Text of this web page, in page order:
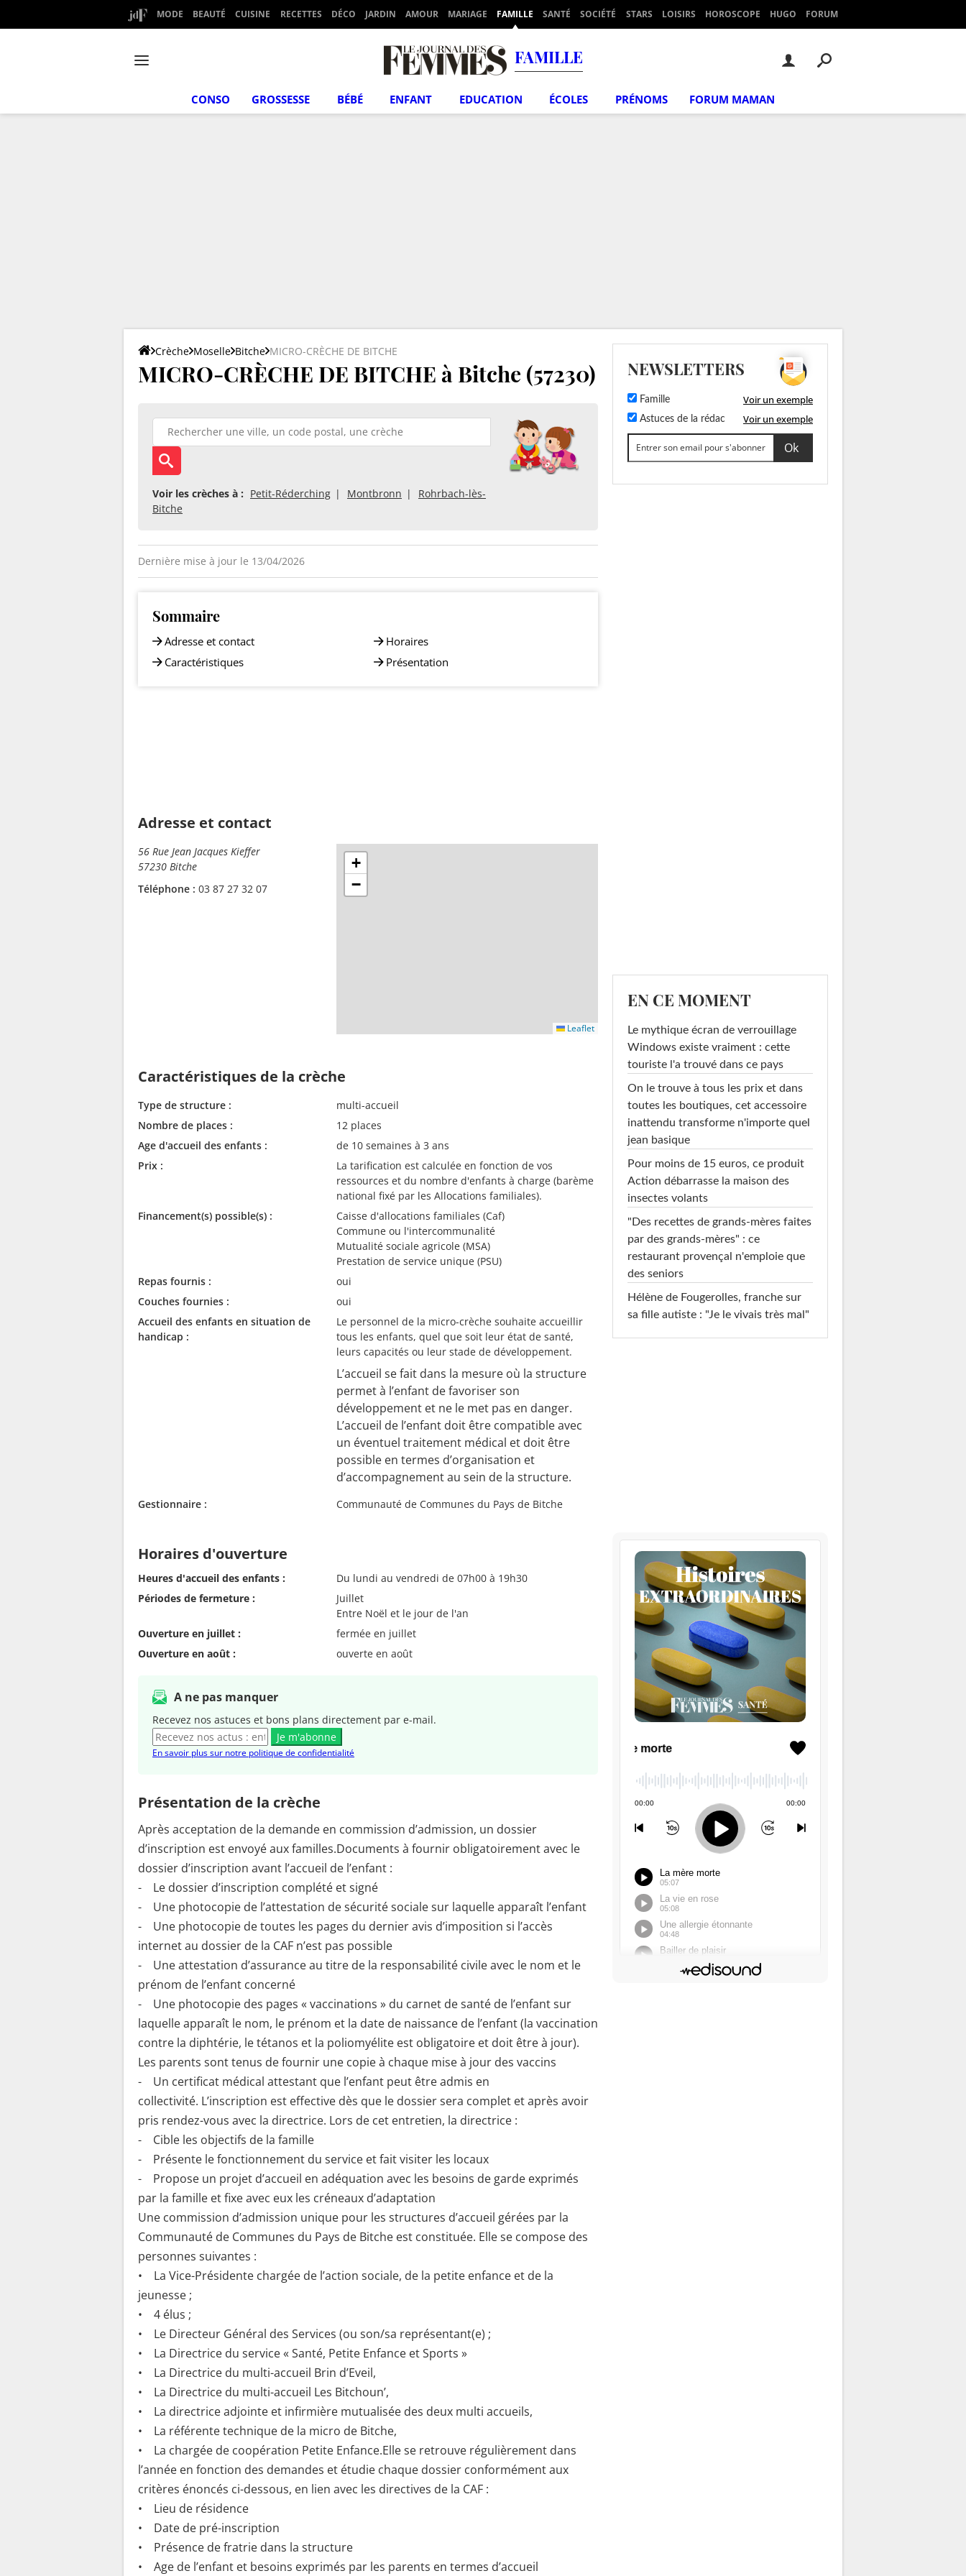
MODE BEAUTÉ CUISINE RECETTES DÉCO JARDIN AMOUR MARIAGE FAMILLE SANTÉ SOCIÉTÉ STARS LOISIRS HOROSCOPE HUGO FORUM
FAMILLE
CONSO GROSSESSE BÉBÉ ENFANT EDUCATION ÉCOLES PRÉNOMS FORUM MAMAN
Crèche Moselle Bitche MICRO-CRÈCHE DE BITCHE
MICRO-CRÈCHE DE BITCHE à Bitche (57230)
Voir les crèches à : Petit-Réderching Montbronn
Rohrbach-lès-
Bitche
Dernière mise à jour le 13/04/2026
Sommaire
Adresse et contact
Caractéristiques
Horaires
Présentation
Adresse et contact
56 Rue Jean Jacques Kieffer
57230 Bitche
Téléphone : 03 87 27 32 07
+
−
Leaflet
Caractéristiques de la crèche
Type de structure :
multi-accueil
Nombre de places :
12 places
Age d'accueil des enfants :
de 10 semaines à 3 ans
Prix :
La tarification est calculée en fonction de vos
ressources et du nombre d'enfants à charge (barème
national fixé par les Allocations familiales).
Financement(s) possible(s) :
Caisse d'allocations familiales (Caf)
Commune ou l'intercommunalité
Mutualité sociale agricole (MSA)
Prestation de service unique (PSU)
Repas fournis :
oui
Couches fournies :
oui
Accueil des enfants en situation de
handicap :
Le personnel de la micro-crèche souhaite accueillir
tous les enfants, quel que soit leur état de santé,
leurs capacités ou leur stade de développement.
L’accueil se fait dans la mesure où la structure
permet à l’enfant de favoriser son
développement et ne le met pas en danger.
L’accueil de l’enfant doit être compatible avec
un éventuel traitement médical et doit être
possible en termes d’organisation et
d’accompagnement au sein de la structure.
Gestionnaire : Communauté de Communes du Pays de Bitche
Horaires d'ouverture
Heures d'accueil des enfants :
Du lundi au vendredi de 07h00 à 19h30
Périodes de fermeture :
Juillet
Entre Noël et le jour de l'an
Ouverture en juillet :
fermée en juillet
Ouverture en août :
ouverte en août
A ne pas manquer
Recevez nos astuces et bons plans directement par e-mail.
Je m'abonne
En savoir plus sur notre politique de confidentialité
Présentation de la crèche
Après acceptation de la demande en commission d’admission, un dossier
d’inscription est envoyé aux familles.Documents à fournir obligatoirement avec le
dossier d’inscription avant l’accueil de l’enfant :
- Le dossier d’inscription complété et signé
- Une photocopie de l’attestation de sécurité sociale sur laquelle apparaît l’enfant
- Une photocopie de toutes les pages du dernier avis d’imposition si l’accès
internet au dossier de la CAF n’est pas possible
- Une attestation d’assurance au titre de la responsabilité civile avec le nom et le
prénom de l’enfant concerné
- Une photocopie des pages « vaccinations » du carnet de santé de l’enfant sur
laquelle apparaît le nom, le prénom et la date de naissance de l’enfant (la vaccination
contre la diphtérie, le tétanos et la poliomyélite est obligatoire et doit être à jour).
Les parents sont tenus de fournir une copie à chaque mise à jour des vaccins
- Un certificat médical attestant que l’enfant peut être admis en
collectivité. L’inscription est effective dès que le dossier sera complet et après avoir
pris rendez-vous avec la directrice. Lors de cet entretien, la directrice :
- Cible les objectifs de la famille
- Présente le fonctionnement du service et fait visiter les locaux
- Propose un projet d’accueil en adéquation avec les besoins de garde exprimés
par la famille et fixe avec eux les créneaux d’adaptation
Une commission d’admission unique pour les structures d’accueil gérées par la
Communauté de Communes du Pays de Bitche est constituée. Elle se compose des
personnes suivantes :
• La Vice-Présidente chargée de l’action sociale, de la petite enfance et de la
jeunesse ;
• 4 élus ;
• Le Directeur Général des Services (ou son/sa représentant(e) ;
• La Directrice du service « Santé, Petite Enfance et Sports »
• La Directrice du multi-accueil Brin d’Eveil,
• La Directrice du multi-accueil Les Bitchoun’,
• La directrice adjointe et infirmière mutualisée des deux multi accueils,
• La référente technique de la micro de Bitche,
• La chargée de coopération Petite Enfance.Elle se retrouve régulièrement dans
l’année en fonction des demandes et étudie chaque dossier conformément aux
critères énoncés ci-dessous, en lien avec les directives de la CAF :
• Lieu de résidence
• Date de pré-inscription
• Présence de fratrie dans la structure
• Age de l’enfant et besoins exprimés par les parents en termes d’accueil
NEWSLETTERS
Famille Voir un exemple
Astuces de la rédac Voir un exemple
EN CE MOMENT
Le mythique écran de verrouillage
Windows existe vraiment : cette
touriste l'a trouvé dans ce pays
On le trouve à tous les prix et dans
toutes les boutiques, cet accessoire
inattendu transforme n'importe quel
jean basique
Pour moins de 15 euros, ce produit
Action débarrasse la maison des
insectes volants
"Des recettes de grands-mères faites
par des grands-mères" : ce
restaurant provençal n'emploie que
des seniors
Hélène de Fougerolles, franche sur
sa fille autiste : "Je le vivais très mal"